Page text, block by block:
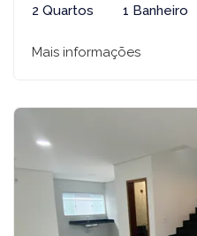
2 Quartos 1 Banheiro
Mais informações